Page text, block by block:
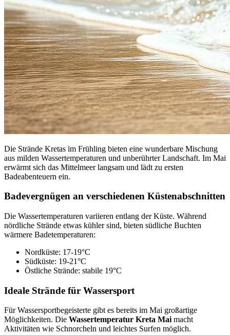
Die Strände Kretas im Frühling bieten eine wunderbare Mischung
aus milden Wassertemperaturen und unberührter Landschaft. Im Mai
erwärmt sich das Mittelmeer langsam und lädt zu ersten
Badeabenteuern ein.
Badevergnügen an verschiedenen Küstenabschnitten
Die Wassertemperaturen variieren entlang der Küste. Während
nördliche Strände etwas kühler sind, bieten südliche Buchten
wärmere Badetemperaturen:
Nordküste: 17-19°C
Südküste: 19-21°C
Östliche Strände: stabile 19°C
Ideale Strände für Wassersport
Für Wassersportbegeisterte gibt es bereits im Mai großartige
Möglichkeiten. Die Wassertemperatur Kreta Maimacht
Aktivitäten wie Schnorcheln und leichtes Surfen möglich.